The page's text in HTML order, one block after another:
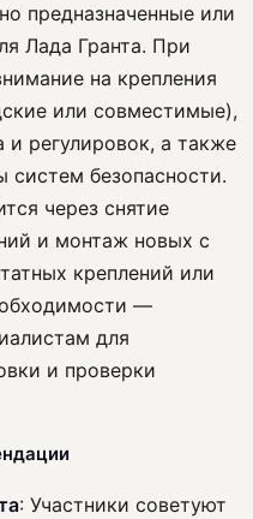
предназначенные или
Лада Гранта. При
на крепления
или совместимые),
и регулировок, а также
систем безопасности.
через снятие
и монтаж новых с
креплений или
—
для
и проверки
: Участники советуют